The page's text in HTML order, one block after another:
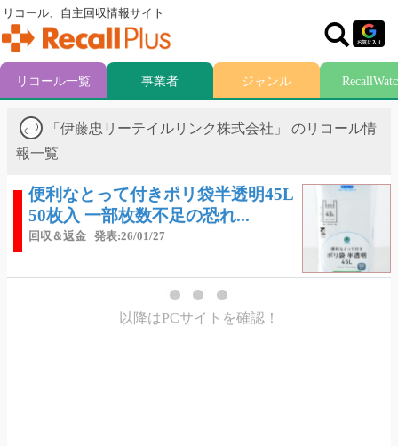
「伊藤忠リーテイルリンク株式会社」 のリコール情
報一覧
便利なとって付きポリ袋半透明45L
50枚入 一部枚数不足の恐れ...
回収＆返金 発表:26/01/27
以降はPCサイトを確認！
リコール、自主回収情報サイト
リコール一覧 事業者 ジャンル